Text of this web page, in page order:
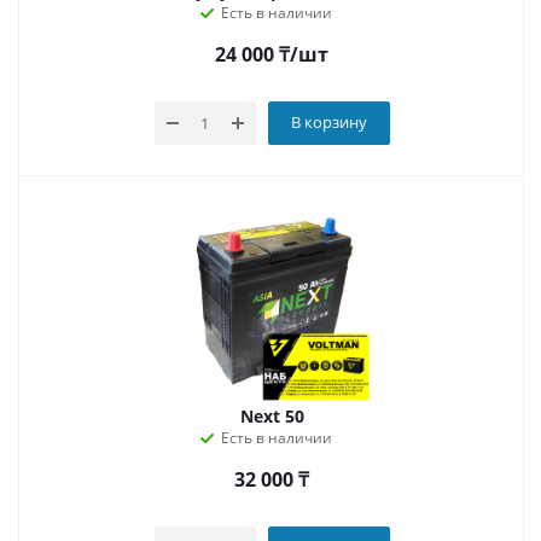
Есть в наличии
24 000₸/шт
В корзину
Next 50
Есть в наличии
32 000₸